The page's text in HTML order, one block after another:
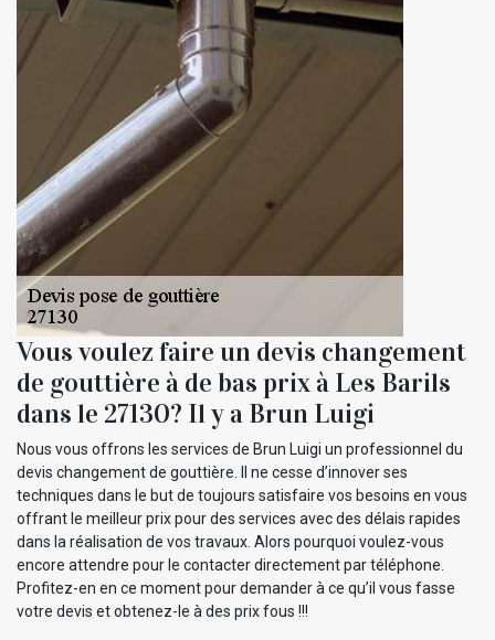
Vous voulez faire un devis changement
de gouttière à de bas prix à Les Barils
dans le 27130? Il y a Brun Luigi
Nous vous offrons les services de Brun Luigi un professionnel du
devis changement de gouttière. Il ne cesse d’innover ses
techniques dans le but de toujours satisfaire vos besoins en vous
offrant le meilleur prix pour des services avec des délais rapides
dans la réalisation de vos travaux. Alors pourquoi voulez-vous
encore attendre pour le contacter directement par téléphone.
Profitez-en en ce moment pour demander à ce qu’il vous fasse
votre devis et obtenez-le à des prix fous !!!